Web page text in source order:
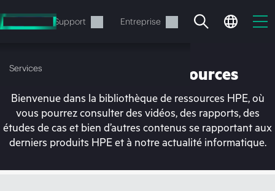
au
contenu
Support Entreprise
Services
Votre panier est
Bibliothèque de ressources
Bienvenue dans la bibliothèque de ressources HPE, où
vous pourrez consulter des vidéos, des rapports, des
études de cas et bien d’autres contenus se rapportant aux
derniers produits HPE et à notre actualité informatique.